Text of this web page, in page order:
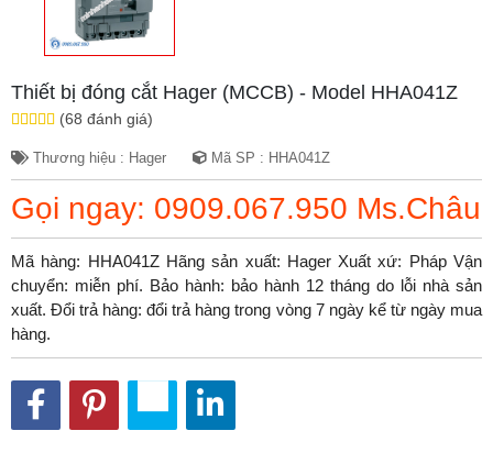
Thiết bị đóng cắt Hager (MCCB) - Model HHA041Z
(68 đánh giá)
Thương hiệu : Hager Mã SP : HHA041Z
Gọi ngay: 0909.067.950 Ms.Châu
Mã hàng: HHA041Z Hãng sản xuất: Hager Xuất xứ: Pháp Vận
chuyển: miễn phí. Bảo hành: bảo hành 12 tháng do lỗi nhà sản
xuất. Đổi trả hàng: đổi trả hàng trong vòng 7 ngày kể từ ngày mua
hàng.